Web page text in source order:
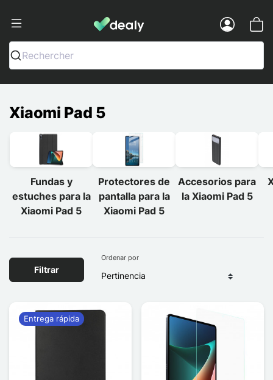
Dealy - Fundas y accesorios para
Rechercher
Xiaomi Pad 5
Fundas y
estuches para la
Xiaomi Pad 5
Protectores de
pantalla para la
Xiaomi Pad 5
Accesorios para
la Xiaomi Pad 5
Filtrar
Ordenar por
Entrega rápida